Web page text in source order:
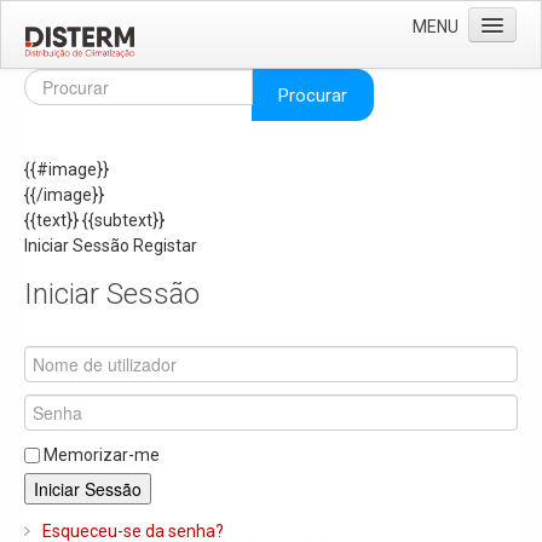
MENU
Home
Áreas de Negócio
Missão e Valores
As Nossas Marcas
Recrutamento
Produtos
Solar
Termoacumuladores e Depósitos de Inércia
Ar Condicionado
Procurar
{{#image}}
{{/image}}
{{text}}{{subtext}}
Iniciar Sessão Registar
Iniciar Sessão
Memorizar-me
Iniciar Sessão
Esqueceu-se da senha?